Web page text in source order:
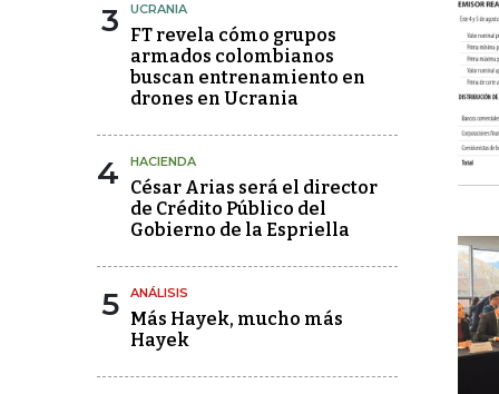
3 UCRANIA
FT revela cómo grupos
armados colombianos
buscan entrenamiento en
drones en Ucrania
4 HACIENDA
César Arias será el director
de Crédito Público del
Gobierno de la Espriella
5 ANÁLISIS
Más Hayek, mucho más
Hayek